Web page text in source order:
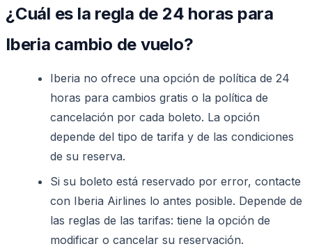
¿Cuál es la regla de 24 horas para
Iberia cambio de vuelo?
Iberia no ofrece una opción de política de 24
horas para cambios gratis o la política de
cancelación por cada boleto. La opción
depende del tipo de tarifa y de las condiciones
de su reserva.
Si su boleto está reservado por error, contacte
con Iberia Airlines lo antes posible. Depende de
las reglas de las tarifas: tiene la opción de
modificar o cancelar su reservación.